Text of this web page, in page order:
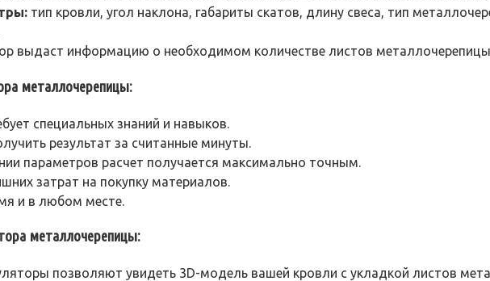
тип кровли, угол наклона, габариты скатов, длину свеса, тип
выдаст информацию о необходимом количестве листов
металлочерепицы:
специальных знаний и навыков.
результат за считанные минуты.
параметров расчет получается максимально точным.
затрат на покупку материалов.
и в любом месте.
металлочерепицы:
позволяют увидеть 3D-модель вашей кровли с укладкой листов